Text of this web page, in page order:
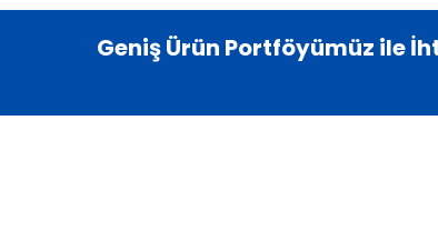
Geniş Ürün Portföyümüz ile